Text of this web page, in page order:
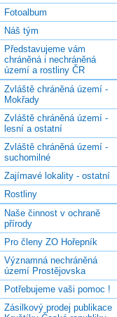
Fotoalbum
Náš tým
Představujeme vám
chráněná i nechráněná
území a rostliny ČR
Zvláště chráněná území -
Mokřady
Zvláště chráněná území -
lesní a ostatní
Zvláště chráněná území -
suchomilné
Zajímavé lokality - ostatní
Rostliny
Naše činnost v ochraně
přírody
Pro členy ZO Hořepník
Významná nechráněná
území Prostějovska
Potřebujeme vaši pomoc !
Zásilkový prodej publikace